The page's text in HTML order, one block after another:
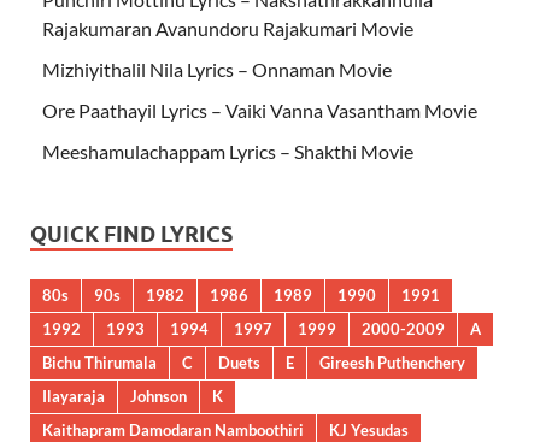
Rajakumaran Avanundoru Rajakumari Movie
Mizhiyithalil Nila Lyrics – Onnaman Movie
Ore Paathayil Lyrics – Vaiki Vanna Vasantham Movie
Meeshamulachappam Lyrics – Shakthi Movie
QUICK FIND LYRICS
80s 90s 1982 1986 1989 1990
1991
1992
1993 1994 1997 1999 2000-2009
A
Bichu Thirumala
C Duets E
Gireesh Puthenchery
Ilayaraja
Johnson
K
Kaithapram Damodaran Namboothiri
KJ Yesudas